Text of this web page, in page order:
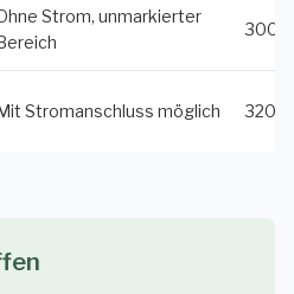
Strom, unmarkierter
300
Stromanschluss möglich 320